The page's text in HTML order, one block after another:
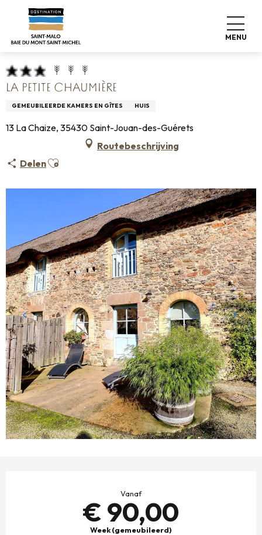
contenu
MENU
Home Pro & Pers
Info over accommodatie +
Gemeubileerde accommodatie
La Petite Chaumière
LA PETITE CHAUMIÈRE
GEMEUBILEERDE KAMERS EN GÎTES HUIS
13 La Chaize, 35430 Saint-Jouan-des-Guérets
Routebeschrijving
DelenAjouter aux favoris
Vanaf
€ 90,00
Week (gemeubileerd)